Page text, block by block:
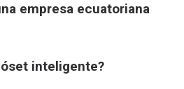
empresa ecuatoriana
inteligente?